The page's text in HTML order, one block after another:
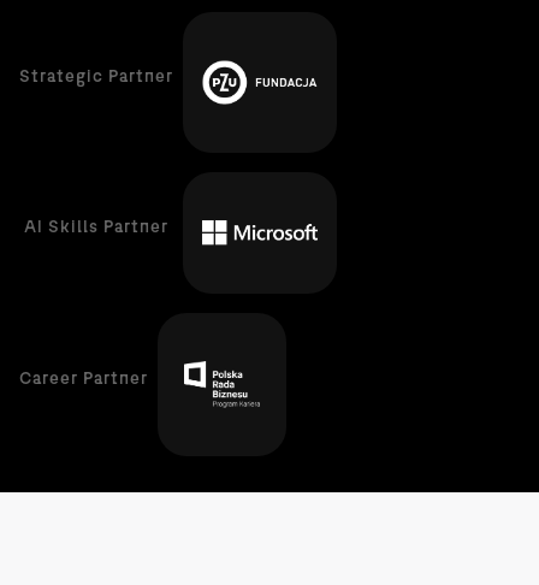
Strategic Partner
AI Skills Partner
Career Partner